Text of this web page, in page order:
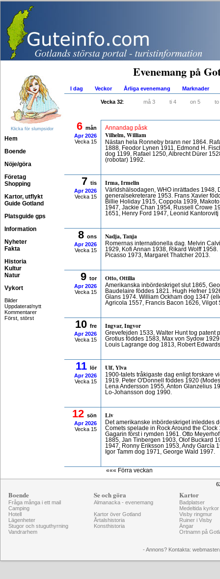
Klicka för slumpsidor
Hem
Boende
Nöje/göra
Företag
Shopping
Kartor, utflykt
Guide Gotland
Platsguide gps
Information
Nyheter
Fakta
Historia
Kultur
Natur
Vykort
Bilder
Uppdaterat/nytt
Kommentarer
Först, störst
Evenemang på
I dag Veckor Årliga evenemang Marknader
Vecka 32: må 3 ti 4 on 5 to
6 mån
Apr 2026
Vecka 15
Annandag påsk
Vilhelm, William
Nästan hela Ronneby brann ner 1864.
1888, Feodor Lynen 1911, Edmond H.
dog 1199, Rafael 1250, Albrecht Dürer
(robotar) 1992.
7 tis
Apr 2026
Vecka 15
Irma, Irmelin
Världshälsodagen, WHO inrättades 1948,
generalsekreterare 1953. Frans Xavier
Billie Holiday 1915, Coppola 1939,
1947, Jackie Chan 1954, Russell Crowe
1651, Henry Ford 1947, Leonid
8 ons
Apr 2026
Vecka 15
Nadja, Tanja
Romernas internationella dag. Melvin
1929, Kofi Annan 1938, Rikard Wolff
Picasso 1973, Margaret Thatcher 2013.
9 tor
Apr 2026
Vecka 15
Otto, Ottilia
Amerikanska inbördeskriget slut 1865,
Baudelaire föddes 1821. Hugh Hefner
Glans 1974. William Ockham dog 1347
Agricola 1557, Francis Bacon 1626, Vilgot
10 fre
Apr 2026
Vecka 15
Ingvar, Ingvor
Grevefejden 1533, Walter Hunt tog patent
Grotius föddes 1583, Max von Sydow
Louis Lagrange dog 1813, Robert
11 lör
Apr 2026
Vecka 15
Ulf, Ylva
1900-talets tråkigaste dag enligt forskare
1919. Peter O'Donnell föddes 1920
Lena Andersson 1955, Anton Glanzelius
Lo-Johansson dog 1990.
12 sön
Apr 2026
Vecka 15
Liv
Det amerikanske inbördeskriget inleddes
Comets spelade in Rock Around the
Gagarin först i rymden 1961. Otto
1885, Jan Tinbergen 1903, Olof Buckard
1947, Ronny Eriksson 1953, Andy García
Igor Tamm dog 1971, George Wald 1997.
««« Förra veckan
Boende
Fråga många i ett mail
Camping
Hotell
Lägenheter
Stugor och stuguthyrning
Vandrarhem
Se och göra
Almanacka - evenemang
Kartor över Gotland
Årtalshistoria
Konsthistoria
Kartor
Badplatser
Medeltida kyrkor
Visby ringmur
Ruiner i Visby
Ängar
Ortnamn på
- Annons? Kontakta: